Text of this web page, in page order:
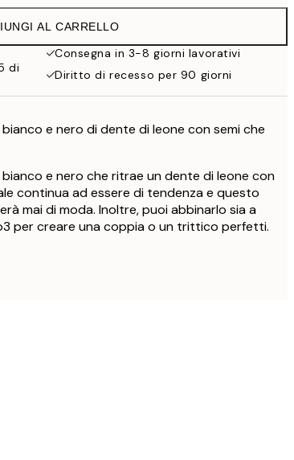
CHF 21.95
CHF 29.45
CHF 49
AL CARRELLO
Consegna in 3-8 giorni lavorativi
di
Diritto di recesso per 90 giorni
e nero di dente di leone con semi che
e nero che ritrae un dente di leone con
continua ad essere di tendenza e questo
mai di moda. Inoltre, puoi abbinarlo sia a
per creare una coppia o un trittico perfetti.